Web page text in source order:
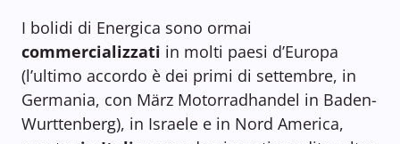
I bolidi di Energica sono ormai
commercializzati in molti paesi d’Europa
(l’ultimo accordo è dei primi di settembre, in
Germania, con März Motorradhandel in Baden-
Wurttenberg), in Israele e in Nord America,